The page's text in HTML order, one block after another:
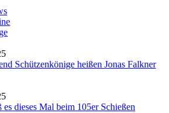
Schützenkönige heißen Jonas Falkner
dieses Mal beim 105er Schießen